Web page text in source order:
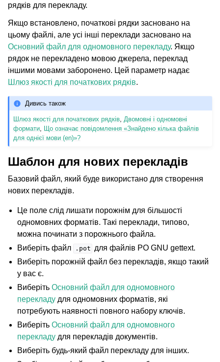
рядків для перекладу.
Якщо встановлено, початкові рядки засновано на
цьому файлі, але усі інші переклади засновано на
Основний файл для одномовного перекладу. Якщо
рядок не перекладено мовою джерела, переклад
іншими мовами заборонено. Цей параметр надає
Шлюз якості для початкових рядків.
Дивись також
Шлюз якості для початкових рядків,Двомовні і одномовні
формати, Що означає повідомлення «Знайдено кілька файлів
для однієї мови (en)»?
Шаблон для нових перекладів
Базовий файл, який буде використано для створення
нових перекладів.
Це поле слід лишати порожнім для більшості
одномовних форматів. Такі переклади, типово,
можна починати з порожнього файла.
Виберіть файл
.pot для файлів PO GNU gettext.
Виберіть порожній файл без перекладів, якщо такий
у вас є.
ВиберітьОсновний файл для одномовного
перекладу для одномовних форматів, які
потребують наявності повного набору ключів.
ВиберітьОсновний файл для одномовного
перекладу для перекладів документів.
Виберіть будь-який файл перекладу для інших.